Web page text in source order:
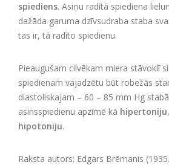
spiediens. Asiņu radītā spiediena
dažāda garuma dzīvsudraba staba
tas ir, tā radīto spiedienu.
Pieaugušam cilvēkam miera stāvoklī
spiedienam vajadzētu būt robežās
diastoliskajam – 60 – 85 mm Hg
asinsspiedienu apzīmē kā hipertoniju
hipotoniju.
Raksta autors: Edgars Brēmanis